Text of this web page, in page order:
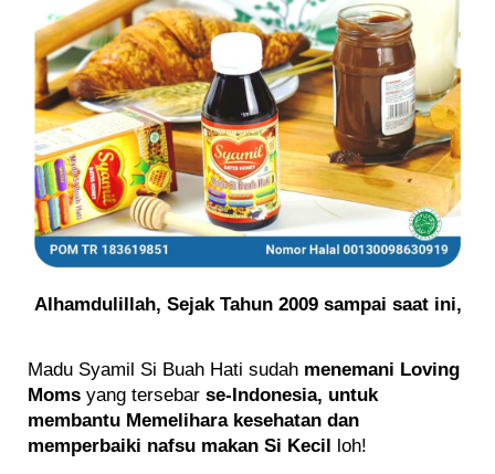
Alhamdulillah, Sejak Tahun 2009 sampai saat ini,
Madu Syamil Si Buah Hati sudah menemani Loving
Moms yang tersebar se-Indonesia, untuk
membantu Memelihara kesehatan dan
memperbaiki nafsu makan Si Kecil loh!